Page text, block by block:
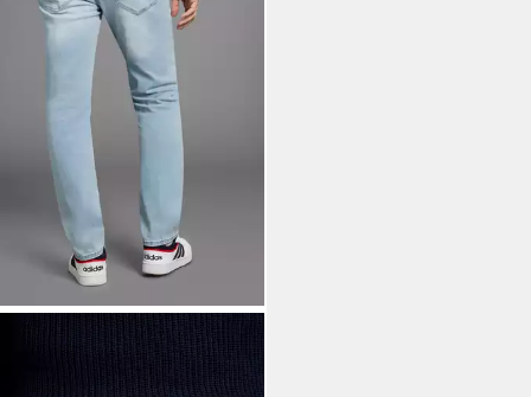
BANANIStraight-Jeans
gerade geschnittenes Bein,